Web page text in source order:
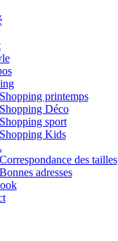
Shopping printemps
Shopping Déco
Shopping sport
Shopping Kids
Correspondance des tailles
Bonnes adresses